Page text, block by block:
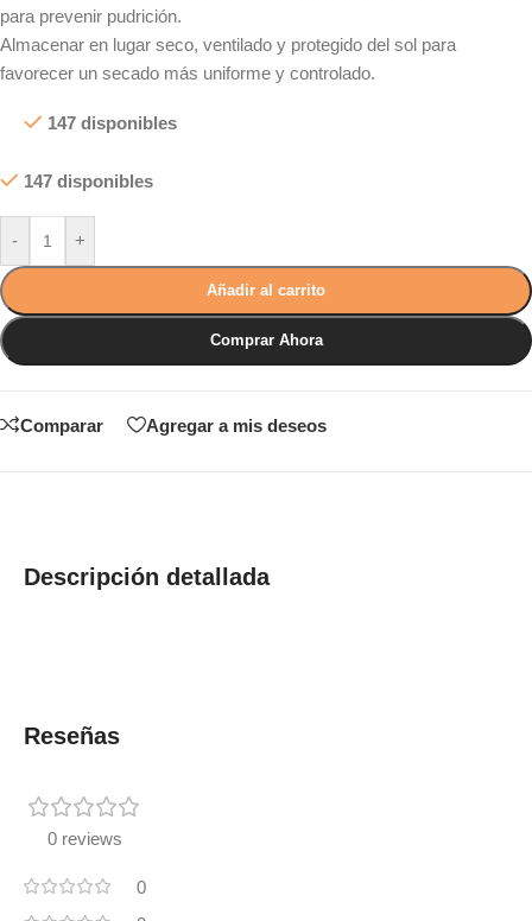
para prevenir pudrición.
Almacenar en lugar seco, ventilado y protegido del sol para
favorecer un secado más uniforme y controlado.
147 disponibles
147 disponibles
- +
Añadir al carrito
Comprar Ahora
Comparar Agregar a mis deseos
Descripción detallada
Reseñas
0 reviews
0